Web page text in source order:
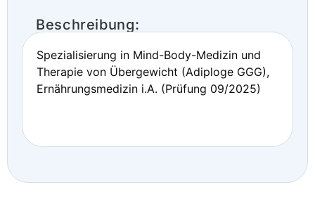
Beschreibung:
Spezialisierung in Mind-Body-Medizin und
Therapie von Übergewicht (Adiploge GGG),
Ernährungsmedizin i.A. (Prüfung 09/2025)